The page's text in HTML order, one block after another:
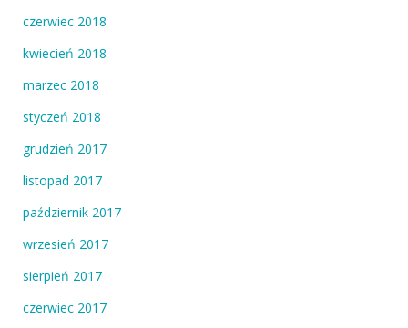
czerwiec 2018
kwiecień 2018
marzec 2018
styczeń 2018
grudzień 2017
listopad 2017
październik 2017
wrzesień 2017
sierpień 2017
czerwiec 2017